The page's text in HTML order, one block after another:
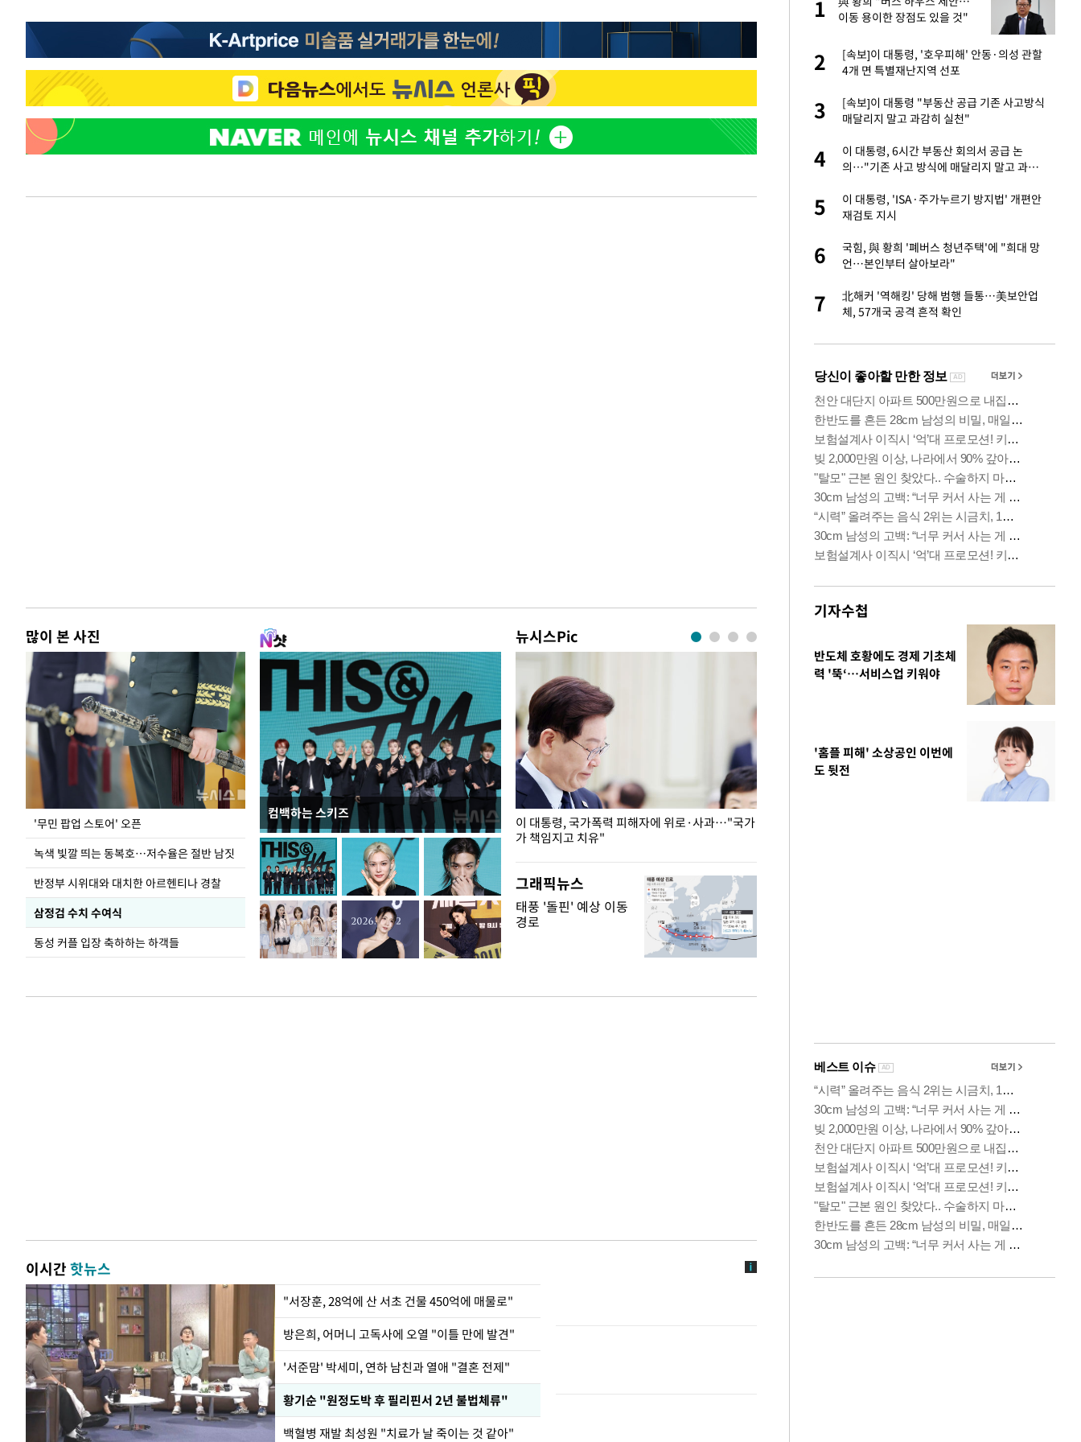
2시간 전 >여자배구 이재영·이다영 자매, 아제르바이잔 투란VC 입단
3시간 전 >
외국인 심판 성 접대 7경기 들여다보니…한국 축구 '5승 2무'
3시간 전 >[속보]코스피, 6200선 약보합…0.60% 내린 6258.77에 마쳐
3시간 전 >[속보]원·달러 환율, 7.7원 내린 1416.1원 마감
3시간 전 >
[속보] 노원서 40.1도 관측…서울, 2018년 이후 첫 40도
4시간 전 >[속보]종합특검, '계엄 수용공간 확보' 신용해 前교정본부장 기소
4시간 전 >11시간 압수수색에 성접대 파문까지…'쑥대밭' 된 축구협회
많이 본 사진
'무민 팝업 스토어' 오픈
녹색 빛깔 띄는 동복호…저수율은 절반 남짓
반정부 시위대와 대치한 아르헨티나 경찰
삼정검 수치 수여식
동성 커플 입장 축하하는 하객들
컴백하는 스키즈
뉴시스Pic
지석천 뒤덮은 개구리밥
이 대통령, 국가폭력 피해자에 위로·사과…"국가
가 책임지고 치유"
그래픽뉴스
태풍 '돌핀' 예상 이동
경로
이시간핫뉴스
"서장훈, 28억에 산 서초 건물 450억에 매물로"
방은희, 어머니 고독사에 오열 "이틀 만에 발견"
'서준맘' 박세미, 연하 남친과 열애 "결혼 전제"
황기순 "원정도박 후 필리핀서 2년 불법체류"
백혈병 재발 최성원 "치료가 날 죽이는 것 같아"
2
SK하이닉스, 주당 375원 분기배당 결정…3
분기 중 추가 주주환원 발표
3
[속보]SK하이닉스, 주당 375원 분기 배
당…"3분기 중 주주환원 방안 확정"
4
與 황희 "버스 하우스 제안…이동 용이한 장
5
최성원, 백혈병 두 번 투병…"배우가 내 길 아
1
이동 용이한 장점도 있을 것"
2
[속보]이 대통령, '호우피해' 안동·의성 관할
4개 면 특별재난지역 선포
3
[속보]이 대통령 "부동산 공급 기존 사고방식
매달리지 말고 과감히 실천"
4
이 대통령, 6시간 부동산 회의서 공급 논
의…"기존 사고 방식에 매달리지 말고 과감
5
이 대통령, 'ISA·주가누르기 방지법' 개편안
재검토 지시
6
국힘, 與 황희 '폐버스 청년주택'에 "희대 망
언…본인부터 살아보라"
7
北해커 '역해킹' 당해 범행 들통…美보안업
체, 57개국 공격 흔적 확인
기자수첩
반도체 호황에도 경제 기초체
력 '뚝‘…서비스업 키워야
'홈플 피해' 소상공인 이번에
도 뒷전